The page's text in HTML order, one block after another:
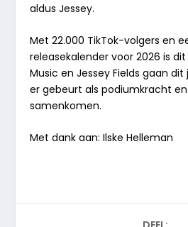
aldus Jessey.
Met 22.000 TikTok-volgers en
releasekalender voor 2026 is
Music en Jessey Fields gaan
er gebeurt als podiumkracht
samenkomen.
Met dank aan: Ilske Helleman